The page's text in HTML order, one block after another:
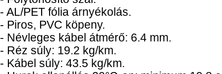
- AL/PET fólia árnyékolás.
- Piros, PVC köpeny.
- Névleges kábel átmérő: 6.4 mm.
- Réz súly: 19.2 kg/km.
- Kábel súly: 43.5 kg/km.